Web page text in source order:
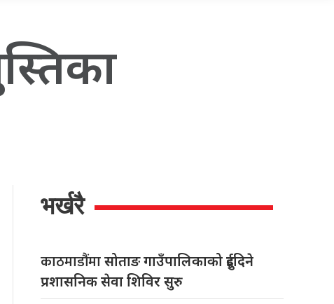
भर्खरै
काठमाडौंमासोताङ गाउँपालिकाको दुईदिने
प्रशासनिक सेवा शिविर सुरु